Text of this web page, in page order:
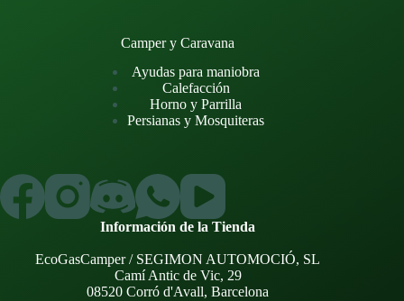
Camper y Caravana
Ayudas para maniobra
Calefacción
Horno y Parrilla
Persianas y Mosquiteras
Información de la Tienda
EcoGasCamper / SEGIMON AUTOMOCIÓ, SL
Camí Antic de Vic, 29
08520 Corró d'Avall, Barcelona